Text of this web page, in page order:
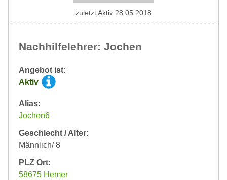
Nachhilfelehrer: Jochen
Angebot ist:
Aktiv
Alias:
Jochen6
Geschlecht / Alter:
Männlich/ 8
PLZ Ort:
58675 Hemer
zuletzt Aktiv 28.05.2018